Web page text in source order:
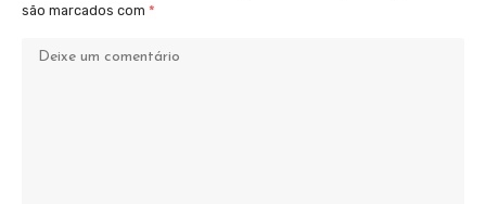
são marcados com *